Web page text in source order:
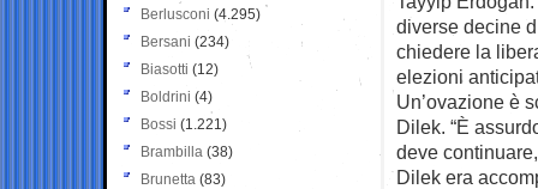
diverse decine
chiedere la
elezioni
Un’ovazione è
Dilek. “È
deve
Dilek era
Berlusconi (4.295)
Bersani (234)
Biasotti (12)
Boldrini (4)
Bossi (1.221)
Brambilla (38)
Brunetta (83)